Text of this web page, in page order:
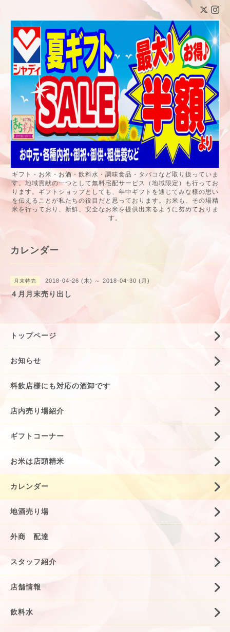
ギフト・お米・お酒・飲料水・調味食品・タバコなど取り扱っていま
す。地域貢献の一つとして無料宅配サービス（地域限定）も行ってお
ります。ギフトショップとしても、年中ギフトを通じてみな様の思い
を伝えることが私たちの役目だと思っております。お米も、その場精
米を行っており、新鮮、安全なお米を提供出来るように努めておりま
す。
カレンダー
月末特売 2018-04-26 (木) ～ 2018-04-30 (月)
４月月末売り出し
トップページ
お知らせ
料飲店様にも対応の酒卸です
店内売り場紹介
ギフトコーナー
お米は店頭精米
カレンダー
地酒売り場
外商 配達
スタッフ紹介
店舗情報
飲料水